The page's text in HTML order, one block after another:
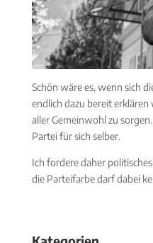
Schön wäre es, wenn sich
endlich dazu bereit
aller Gemeinwohl zu
Partei für sich selber.
Ich fordere daher
die Parteifarbe darf dabei